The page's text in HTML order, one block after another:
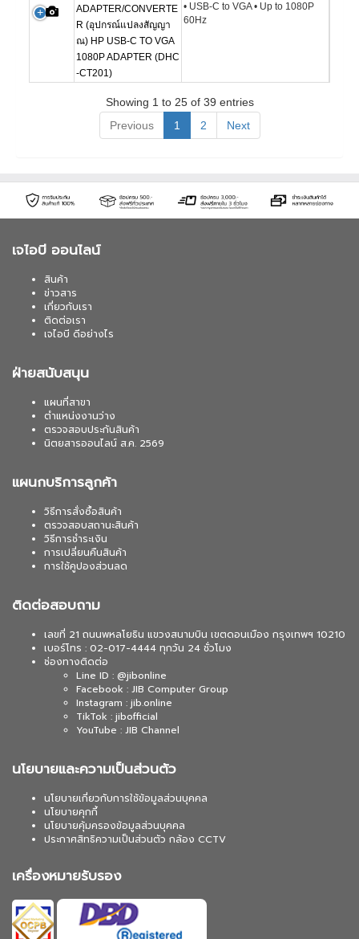
ADAPTER/CONVERTE
R (อุปกรณ์แปลงสัญญา
ณ) HP USB-C TO VGA
1080P ADAPTER (DHC
-CT201)
• USB-C to VGA • Up to 1080P
60Hz
Showing 1 to 25 of 39 entries
Previous
1 2 Next
เจไอบี ออนไลน์
สินค้า
ข่าวสาร
เกี่ยวกับเรา
ติดต่อเรา
เจไอบี ดีอย่างไร
ฝ่ายสนับสนุน
แผนที่สาขา
ตำแหน่งงานว่าง
ตรวจสอบประกันสินค้า
นิตยสารออนไลน์ ส.ค. 2569
แผนกบริการลูกค้า
วิธีการสั่งซื้อสินค้า
ตรวจสอบสถานะสินค้า
วิธีการชำระเงิน
การเปลี่ยนคืนสินค้า
การใช้คูปองส่วนลด
ติดต่อสอบถาม
เลขที่ 21 ถนนพหลโยธิน แขวงสนามบิน เขตดอนเมือง กรุงเทพฯ 10210
เบอร์โทร : 02-017-4444 ทุกวัน 24 ชั่วโมง
ช่องทางติดต่อ
Line ID : @jibonline
Facebook : JIB Computer Group
Instagram : jib.online
TikTok : jibofficial
YouTube : JIB Channel
นโยบายและความเป็นส่วนตัว
นโยบายเกี่ยวกับการใช้ข้อมูลส่วนบุคคล
นโยบายคุกกี้
นโยบายคุ้มครองข้อมูลส่วนบุคคล
ประกาศสิทธิความเป็นส่วนตัว กล้อง CCTV
เครื่องหมายรับรอง